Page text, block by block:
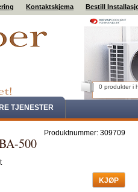
Kontaktskjema Bestill
0 produkter i
TJENESTER
Produktnummer: 309709
500